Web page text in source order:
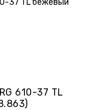
610-37 TL